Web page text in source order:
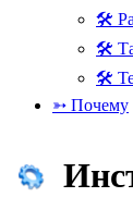
🛠
🛠
🛠
➳ Почему